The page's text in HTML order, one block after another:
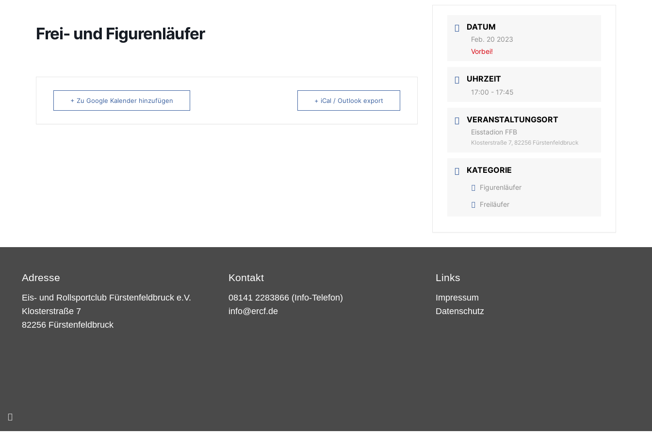
Frei- und Figurenläufer
+ Zu Google Kalender hinzufügen + iCal / Outlook export
DATUM
Feb. 20 2023
Vorbei!
UHRZEIT
17:00 - 17:45
VERANSTALTUNGSORT
Eisstadion FFB
Klosterstraße 7, 82256 Fürstenfeldbruck
KATEGORIE
Figurenläufer
Freiläufer
Adresse
Eis- und Rollsportclub Fürstenfeldbruck e.V.
Klosterstraße 7
82256 Fürstenfeldbruck
Kontakt
08141 2283866 (Info-Telefon)
info@ercf.de
Links
Impressum
Datenschutz